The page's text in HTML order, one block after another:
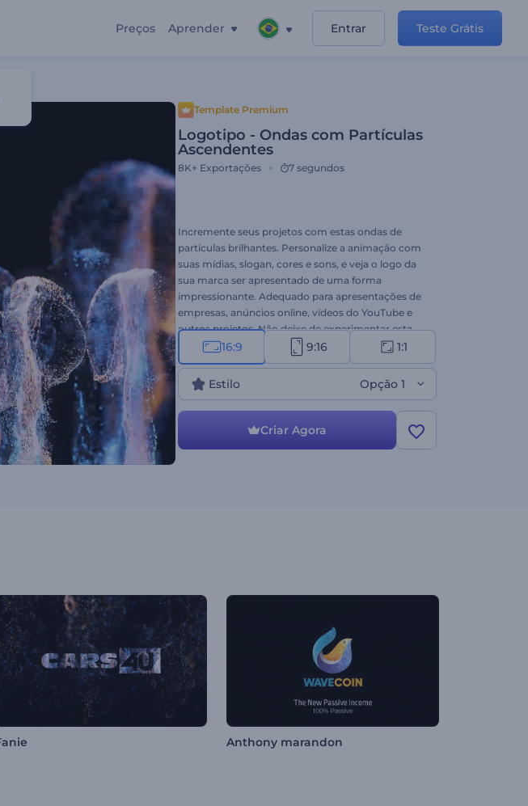
Preços Aprender Entrar Teste Grátis
Template Premium
Logotipo - Ondas com Partículas
Ascendentes
8K+ Exportações 7 segundos
Incremente seus projetos com estas ondas de
partículas brilhantes. Personalize a animação com
suas mídias, slogan, cores e sons, e veja o logo da
sua marca ser apresentado de uma forma
impressionante. Adequado para apresentações de
empresas, anúncios online, vídeos do YouTube e
outros projetos. Não deixe de experimentar esta
apresentação de logo!
16:9 9:16 1:1
Estilo Opção 1
Criar Agora
Anthony marandon